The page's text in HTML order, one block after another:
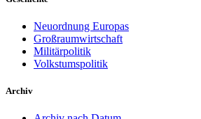
Neuordnung Europas
Großraumwirtschaft
Militärpolitik
Volkstumspolitik
Archiv